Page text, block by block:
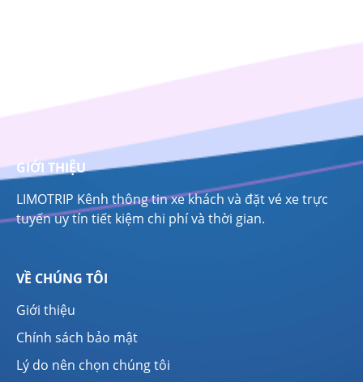
GIỚI THIỆU
LIMOTRIP Kênh thông tin xe khách và đặt vé xe trực
tuyến uy tín tiết kiệm chi phí và thời gian.
VỀ CHÚNG TÔI
Giới thiệu
Chính sách bảo mật
Lý do nên chọn chúng tôi